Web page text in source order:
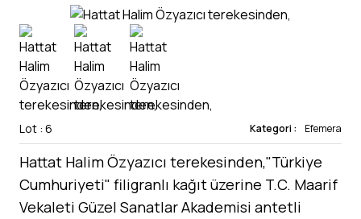
Lot : 6 Kategori : Efemera
Hattat Halim Özyazıcı terekesinden,"Türkiye
Cumhuriyeti" filigranlı kağıt üzerine T.C. Maarif
Vekaleti Güzel Sanatlar Akademisi antetli